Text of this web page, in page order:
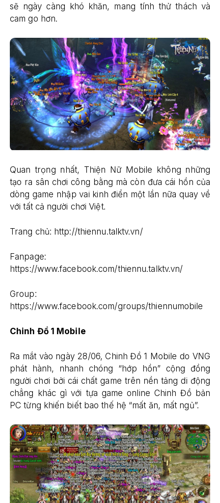
sẽ ngày càng khó khăn, mang tính thử thách và
cam go hơn.
Quan trọng nhất, Thiện Nữ Mobile không những
tạo ra sân chơi công bằng mà còn đưa cái hồn của
dòng game nhập vai kinh điển một lần nữa quay về
với tất cả người chơi Việt.
Trang chủ: http://thiennu.talktv.vn/
Fanpage:
https://www.facebook.com/thiennu.talktv.vn/
Group:
https://www.facebook.com/groups/thiennumobile
Chinh Đồ 1 Mobile
Ra mắt vào ngày 28/06, Chinh Đồ 1 Mobile do VNG
phát hành, nhanh chóng “hớp hồn” cộng đồng
người chơi bởi cái chất game trên nền tảng di động
chẳng khác gì với tựa game online Chinh Đồ bản
PC từng khiến biết bao thế hệ “mất ăn, mất ngủ”.